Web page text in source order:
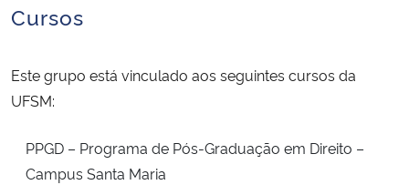
Controladoria-Geral da União
Secretaria-Geral
Secretaria de Governo
Cursos
Este grupo está vinculado aos seguintes cursos da
UFSM:
PPGD – Programa de Pós-Graduação em Direito –
Campus Santa Maria